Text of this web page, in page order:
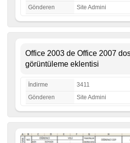
Gönderen
Site Admini
Office 2003 de Office 2007
görüntüleme eklentisi
İndirme
3411
Gönderen
Site Admini